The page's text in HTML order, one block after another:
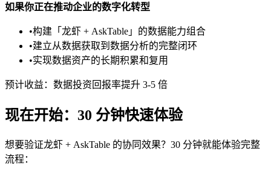
如果你正在推动企业的数字化转型
•构建「龙虾 + AskTable」的数据能力组合
•建立从数据获取到数据分析的完整闭环
•实现数据资产的长期积累和复用
预计收益：数据投资回报率提升 3-5 倍
现在开始：30 分钟快速体验
想要验证龙虾 + AskTable 的协同效果？30 分钟就能体验完整
流程：